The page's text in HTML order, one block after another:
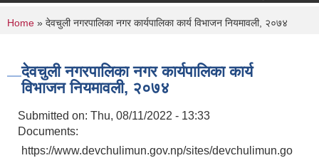
You are here
Home » देवचुली नगरपालिका नगर कार्यपालिका कार्य विभाजन नियमावली, २०७४
देवचुली नगरपालिका नगर कार्यपालिका कार्य
विभाजन नियमावली, २०७४
Submitted on: Thu, 08/11/2022 - 13:33
Documents:
https://www.devchulimun.gov.np/sites/devchulimun.go